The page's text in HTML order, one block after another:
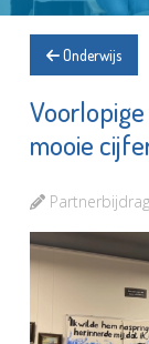
Onderwijs
mooie